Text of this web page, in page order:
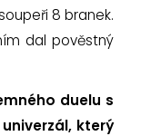
8 branek.
dal pověstný
duelu s
který